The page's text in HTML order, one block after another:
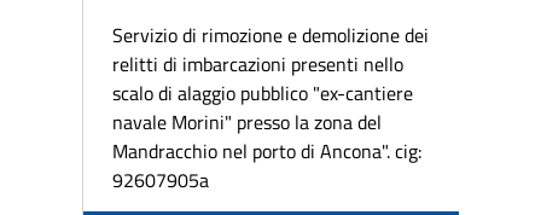
Servizio di rimozione e demolizione dei
relitti di imbarcazioni presenti nello
scalo di alaggio pubblico "ex-cantiere
navale Morini" presso la zona del
Mandracchio nel porto di Ancona". cig:
92607905a